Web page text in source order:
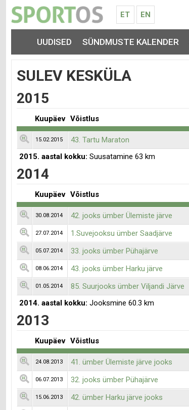
ET EN
UUDISED SÜNDMUSTE KALENDER
SULEV KESKÜLA
2015
Kuupäev Võistlus
15.02.2015 43. Tartu Maraton
2015. aastal kokku: Suusatamine 63 km
2014
Kuupäev Võistlus
30.08.2014 42. jooks ümber Ülemiste järve
27.07.2014 1.Suvejooksu ümber Saadjärve
05.07.2014 33. jooks ümber Pühajärve
08.06.2014 43. jooks ümber Harku järve
01.05.2014 85. Suurjooks ümber Viljandi Järve
2014. aastal kokku: Jooksmine 60.3 km
2013
Kuupäev Võistlus
24.08.2013 41. ümber Ülemiste järve jooks
06.07.2013 32. jooks ümber Pühajärve
15.06.2013 42. ümber Harku järve jooks